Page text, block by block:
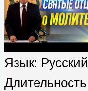
Язык: Русский